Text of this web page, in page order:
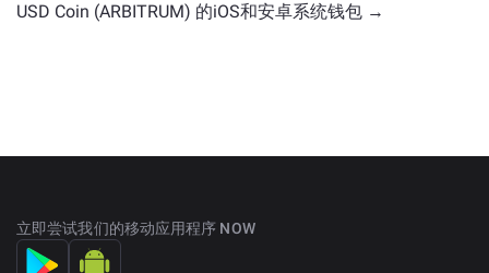
USD Coin (ARBITRUM) 的iOS和安卓系统钱包 →
立即尝试我们的移动应用程序 NOW